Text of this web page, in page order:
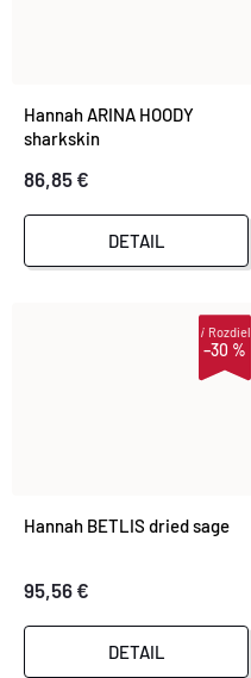
Hannah ARINA HOODY
sharkskin
86,85 €
DETAIL
–30 %
iRozdiel
Hannah BETLIS dried sage
95,56 €
DETAIL